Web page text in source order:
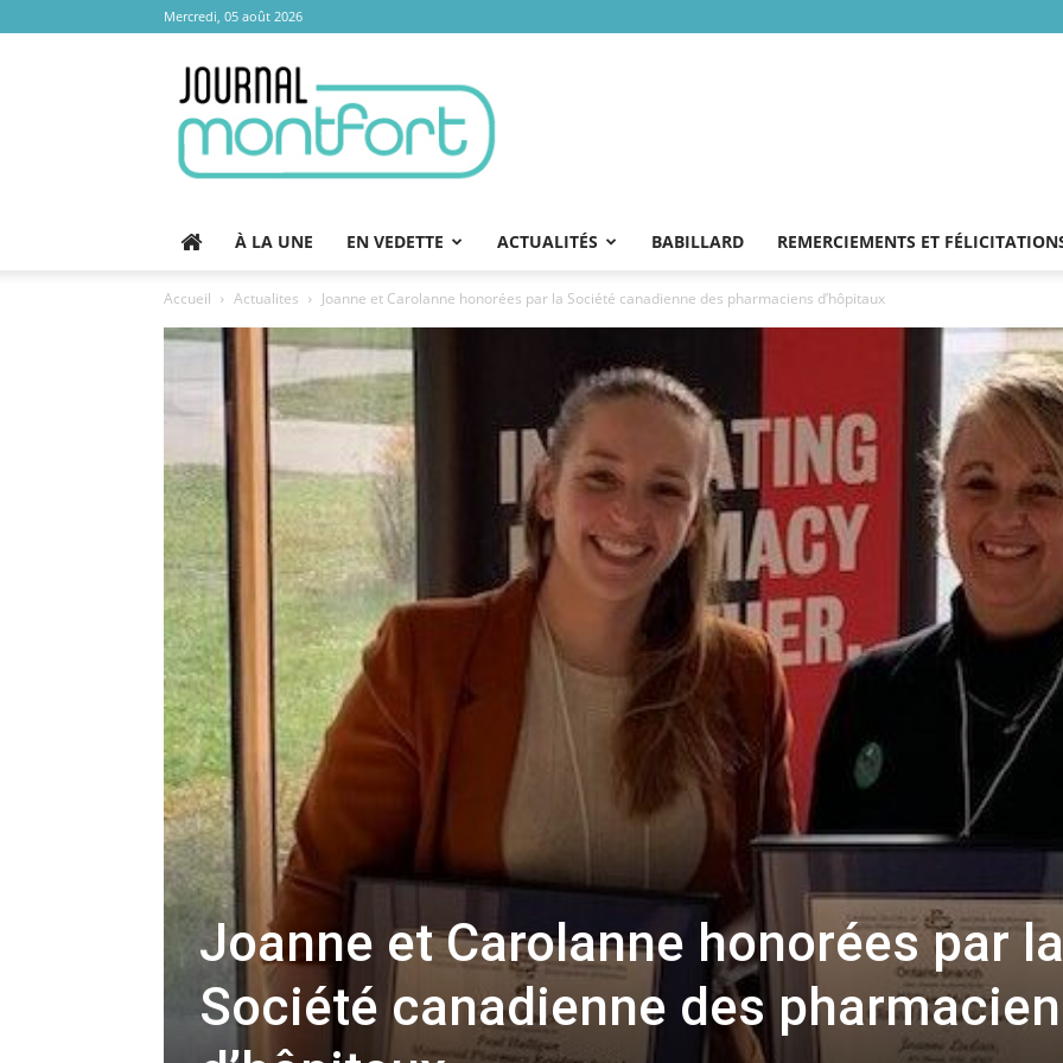
Mercredi, 05 août 2026
Montfort
À LA UNE EN VEDETTE ACTUALITÉS BABILLARD REMERCIEMENTS ET
Accueil Actualites Joanne et Carolanne honorées par la Société canadienne des pharmaciens d’hôpitaux
Joanne et Carolanne honorées par la
Société canadienne des